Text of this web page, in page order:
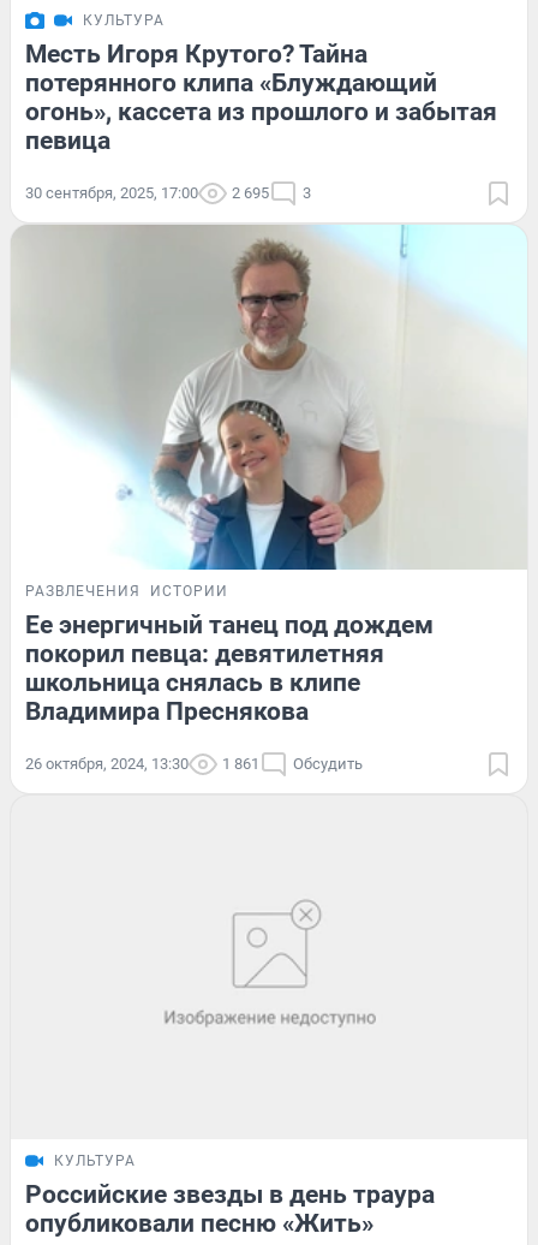
КУЛЬТУРА
Месть Игоря Крутого? Тайна
потерянного клипа «Блуждающий
огонь», кассета из прошлого и забытая
певица
30 сентября, 2025, 17:00 2 695 3
РАЗВЛЕЧЕНИЯ ИСТОРИИ
Ее энергичный танец под дождем
покорил певца: девятилетняя
школьница снялась в клипе
Владимира Преснякова
26 октября, 2024, 13:30 1 861 Обсудить
КУЛЬТУРА
Российские звезды в день траура
опубликовали песню «Жить»